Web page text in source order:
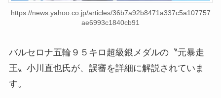
https://news.yahoo.co.jp/articles/36b7a92b8471a337c5a107757
ae6993c1840cb91
バルセロナ五輪９５キロ超級銀メダルの〝元暴走
王〟小川直也氏が、誤審を詳細に解説されていま
す。